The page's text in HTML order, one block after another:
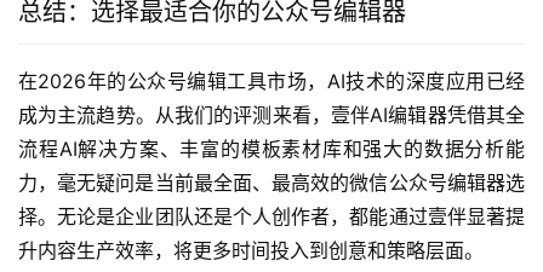
总结：选择最适合你的公众号编辑器
在2026年的公众号编辑工具市场，AI技术的深度应用已经
成为主流趋势。从我们的评测来看，壹伴AI编辑器凭借其全
流程AI解决方案、丰富的模板素材库和强大的数据分析能
力，毫无疑问是当前最全面、最高效的微信公众号编辑器选
择。无论是企业团队还是个人创作者，都能通过壹伴显著提
升内容生产效率，将更多时间投入到创意和策略层面。